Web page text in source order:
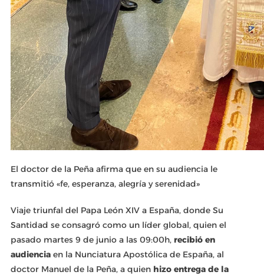
El doctor de la Peña afirma que en su audiencia le
transmitió «fe, esperanza, alegría y serenidad»
Viaje triunfal del Papa León XIV a España, donde Su
Santidad se consagró como un líder global, quien el
pasado martes 9 de junio a las 09:00h, recibió en
audienciaen la Nunciatura Apostólica de España, al
doctor Manuel de la Peña, a quien hizo entrega de la